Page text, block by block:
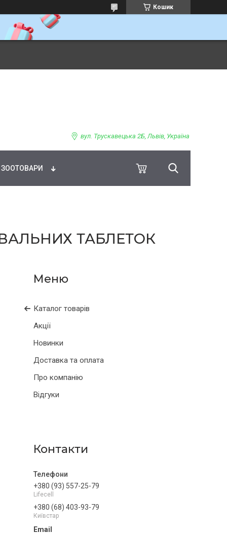
Кошик
вул. Трускавецька 2Б, Львів, Україна
ЗООТОВАРИ
ТАБЛЕТОК
Каталог товарів
Акції
Новинки
Доставка та оплата
Про компанію
Відгуки
Контакти
+380 (93) 557-25-79
Lifecell
+380 (68) 403-93-79
Київстар